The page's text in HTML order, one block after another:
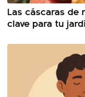
Las cáscaras de
clave para tu